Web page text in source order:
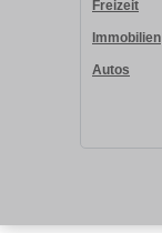
Freizeit
Immobilien
Autos